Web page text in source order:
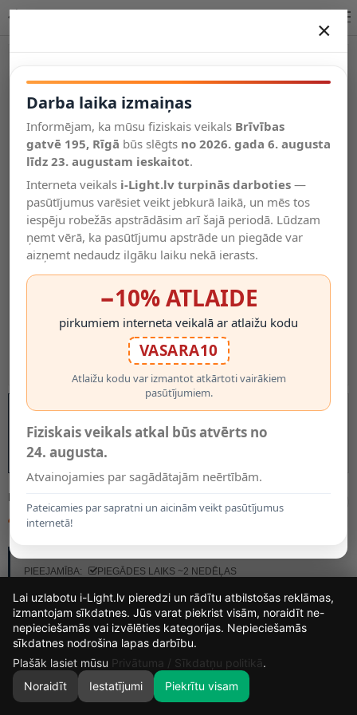
Salīdzināt
Vēlmju
saraksts
Valodas
0
MODELIS:
406.50€
PIEEJAMĪBA:
PIEGĀDES LAIKS ~2 NEDĒĻAS
×
Darba laika izmaiņas
Informējam, ka mūsu fiziskais veikals Brīvības
gatvē 195, Rīgā būs slēgts no 2026. gada 6. augusta
līdz 23. augustam ieskaitot.
Interneta veikals i-Light.lv turpinās darboties —
pasūtījumus varēsiet veikt jebkurā laikā, un mēs tos
iespēju robežās apstrādāsim arī šajā periodā. Lūdzam
ņemt vērā, ka pasūtījumu apstrāde un piegāde var
aizņemt nedaudz ilgāku laiku nekā ierasts.
−10% ATLAIDE
pirkumiem interneta veikalā ar atlaižu kodu
VASARA10
Atlaižu kodu var izmantot atkārtoti vairākiem
pasūtījumiem.
Fiziskais veikals atkal būs atvērts no
24. augusta.
Atvainojamies par sagādātajām neērtībām.
Pateicamies par sapratni un aicinām veikt pasūtījumus
internetā!
12
DIENAS
14
STUNDAS
39
MIN.
15
Lai uzlabotu i-Light.lv pieredzi un rādītu atbilstošas reklāmas,
izmantojam sīkdatnes. Jūs varat piekrist visām, noraidīt ne-
nepieciešamās vai izvēlēties kategorijas. Nepieciešamās
sīkdatnes nodrošina lapas darbību.
Plašāk lasiet mūsu Privātuma / Sīkdatņu politikā.
Noraidīt
Iestatījumi Piekrītu visam